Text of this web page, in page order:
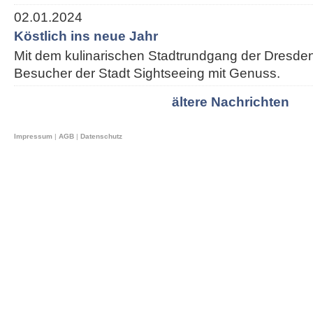
02.01.2024
Köstlich ins neue Jahr
Mit dem kulinarischen Stadtrundgang der
Besucher der Stadt Sightseeing mit Genuss.
ältere Nachrichten
Impressum | AGB | Datenschutz